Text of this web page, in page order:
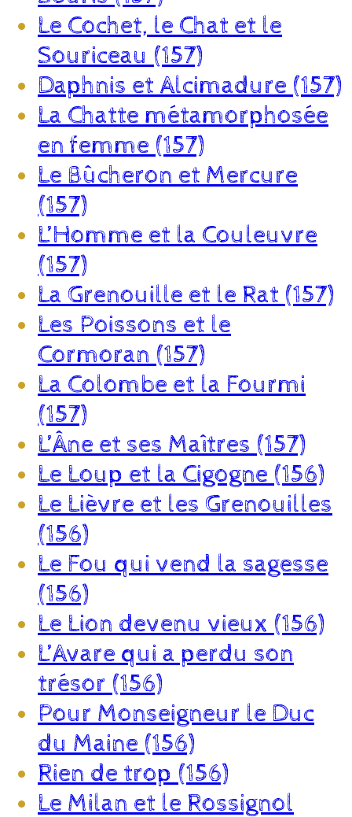
Le Cochet, le Chat et le
Souriceau (157)
Daphnis et Alcimadure (157)
La Chatte métamorphosée
en femme (157)
Le Bûcheron et Mercure
(157)
L’Homme et la Couleuvre
(157)
La Grenouille et le Rat (157)
Les Poissons et le
Cormoran (157)
La Colombe et la Fourmi
(157)
L’Âne et ses Maîtres (157)
Le Loup et la Cigogne (156)
Le Lièvre et les Grenouilles
(156)
Le Fou qui vend la sagesse
(156)
Le Lion devenu vieux (156)
L’Avare qui a perdu son
trésor (156)
Pour Monseigneur le Duc
du Maine (156)
Rien de trop (156)
Le Milan et le Rossignol